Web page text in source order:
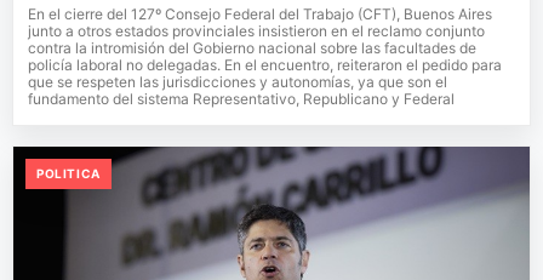
En el cierre del 127º Consejo Federal del Trabajo (CFT), Buenos Aires
junto a otros estados provinciales insistieron en el reclamo conjunto
contra la intromisión del Gobierno nacional sobre las facultades de
policía laboral no delegadas. En el encuentro, reiteraron el pedido para
que se respeten las jurisdicciones y autonomías, ya que son el
fundamento del sistema Representativo, Republicano y Federal
POLITICA